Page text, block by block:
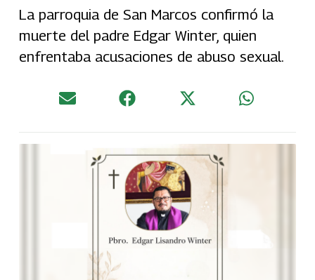
La parroquia de San Marcos confirmó la
muerte del padre Edgar Winter, quien
enfrentaba acusaciones de abuso sexual.